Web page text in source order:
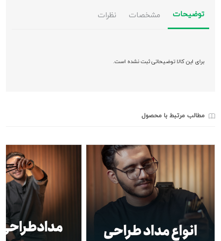
توضیحات مشخصات نظرات
برای این کالا توضیحاتی ثبت نشده است.
مطالب مرتبط با محصول